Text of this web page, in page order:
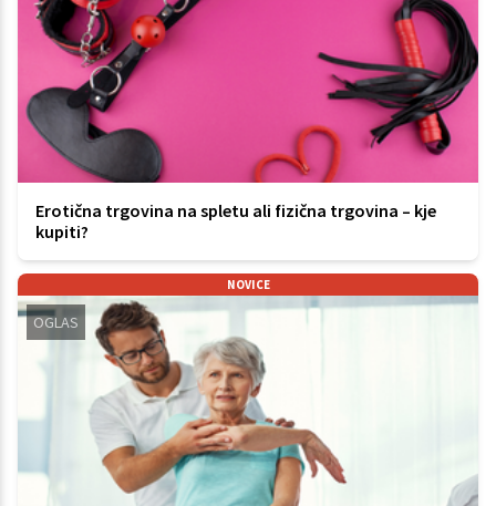
Erotična trgovina na spletu ali fizična trgovina – kje
kupiti?
NOVICE
OGLAS